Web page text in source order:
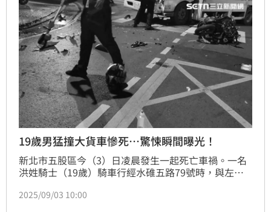
19歲男猛撞大貨車慘死…驚悚瞬間曝光！
新北市五股區今（3）日凌晨發生一起死亡車禍。一名
洪姓騎士（19歲）騎車行經水碓五路79號時，與左轉
仍宣告不治。如今，騎車猛撞貨車慘死瞬間也曝光。
2025/09/03 10:00